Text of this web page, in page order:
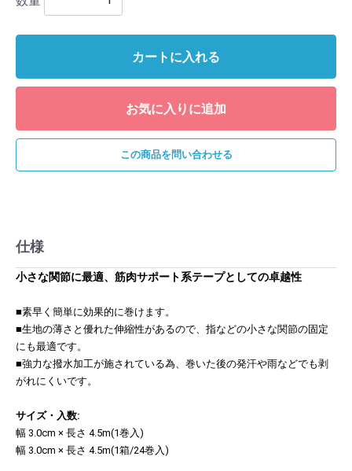
カートに入れる
お気に入りに追加
この商品を問い合わせる
仕様
小さな関節に最適、筋肉サポート系テープとしての卓越性
■素早く簡単に効果的に巻けます。
■生地の薄さと優れた伸縮性があるので、指などの小さな関節の固定
にも最適です。
■強力な撥水加工が施されている為、巻いた後の発汗や雨などでも剥
がれにくいです。
サイズ・入数:
幅 3.0cm × 長さ 4.5m(1巻入)
幅 3.0cm × 長さ 4.5m(1箱/24巻入)